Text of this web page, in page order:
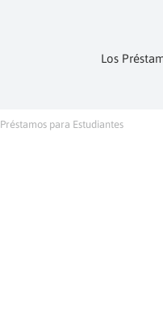
Los
Préstamos para Estudiantes